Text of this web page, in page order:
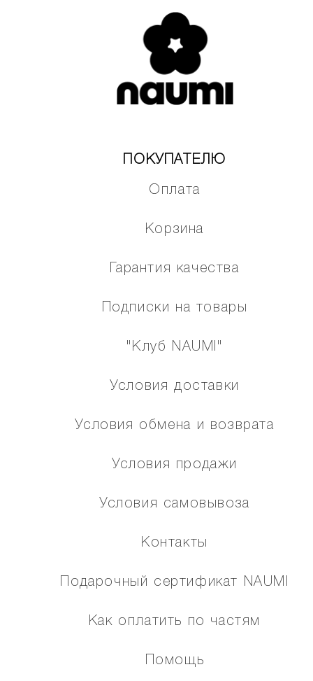
ПОКУПАТЕЛЮ
Оплата
Корзина
Гарантия качества
Подписки на товары
"Клуб NAUMI"
Условия доставки
Условия обмена и возврата
Условия продажи
Условия самовывоза
Контакты
Подарочный сертификат NAUMI
Как оплатить по частям
Помощь